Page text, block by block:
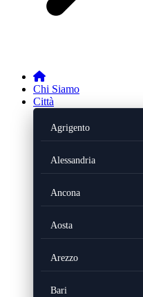
Chi Siamo
Città
Agrigento
Alessandria
Ancona
Aosta
Arezzo
Bari